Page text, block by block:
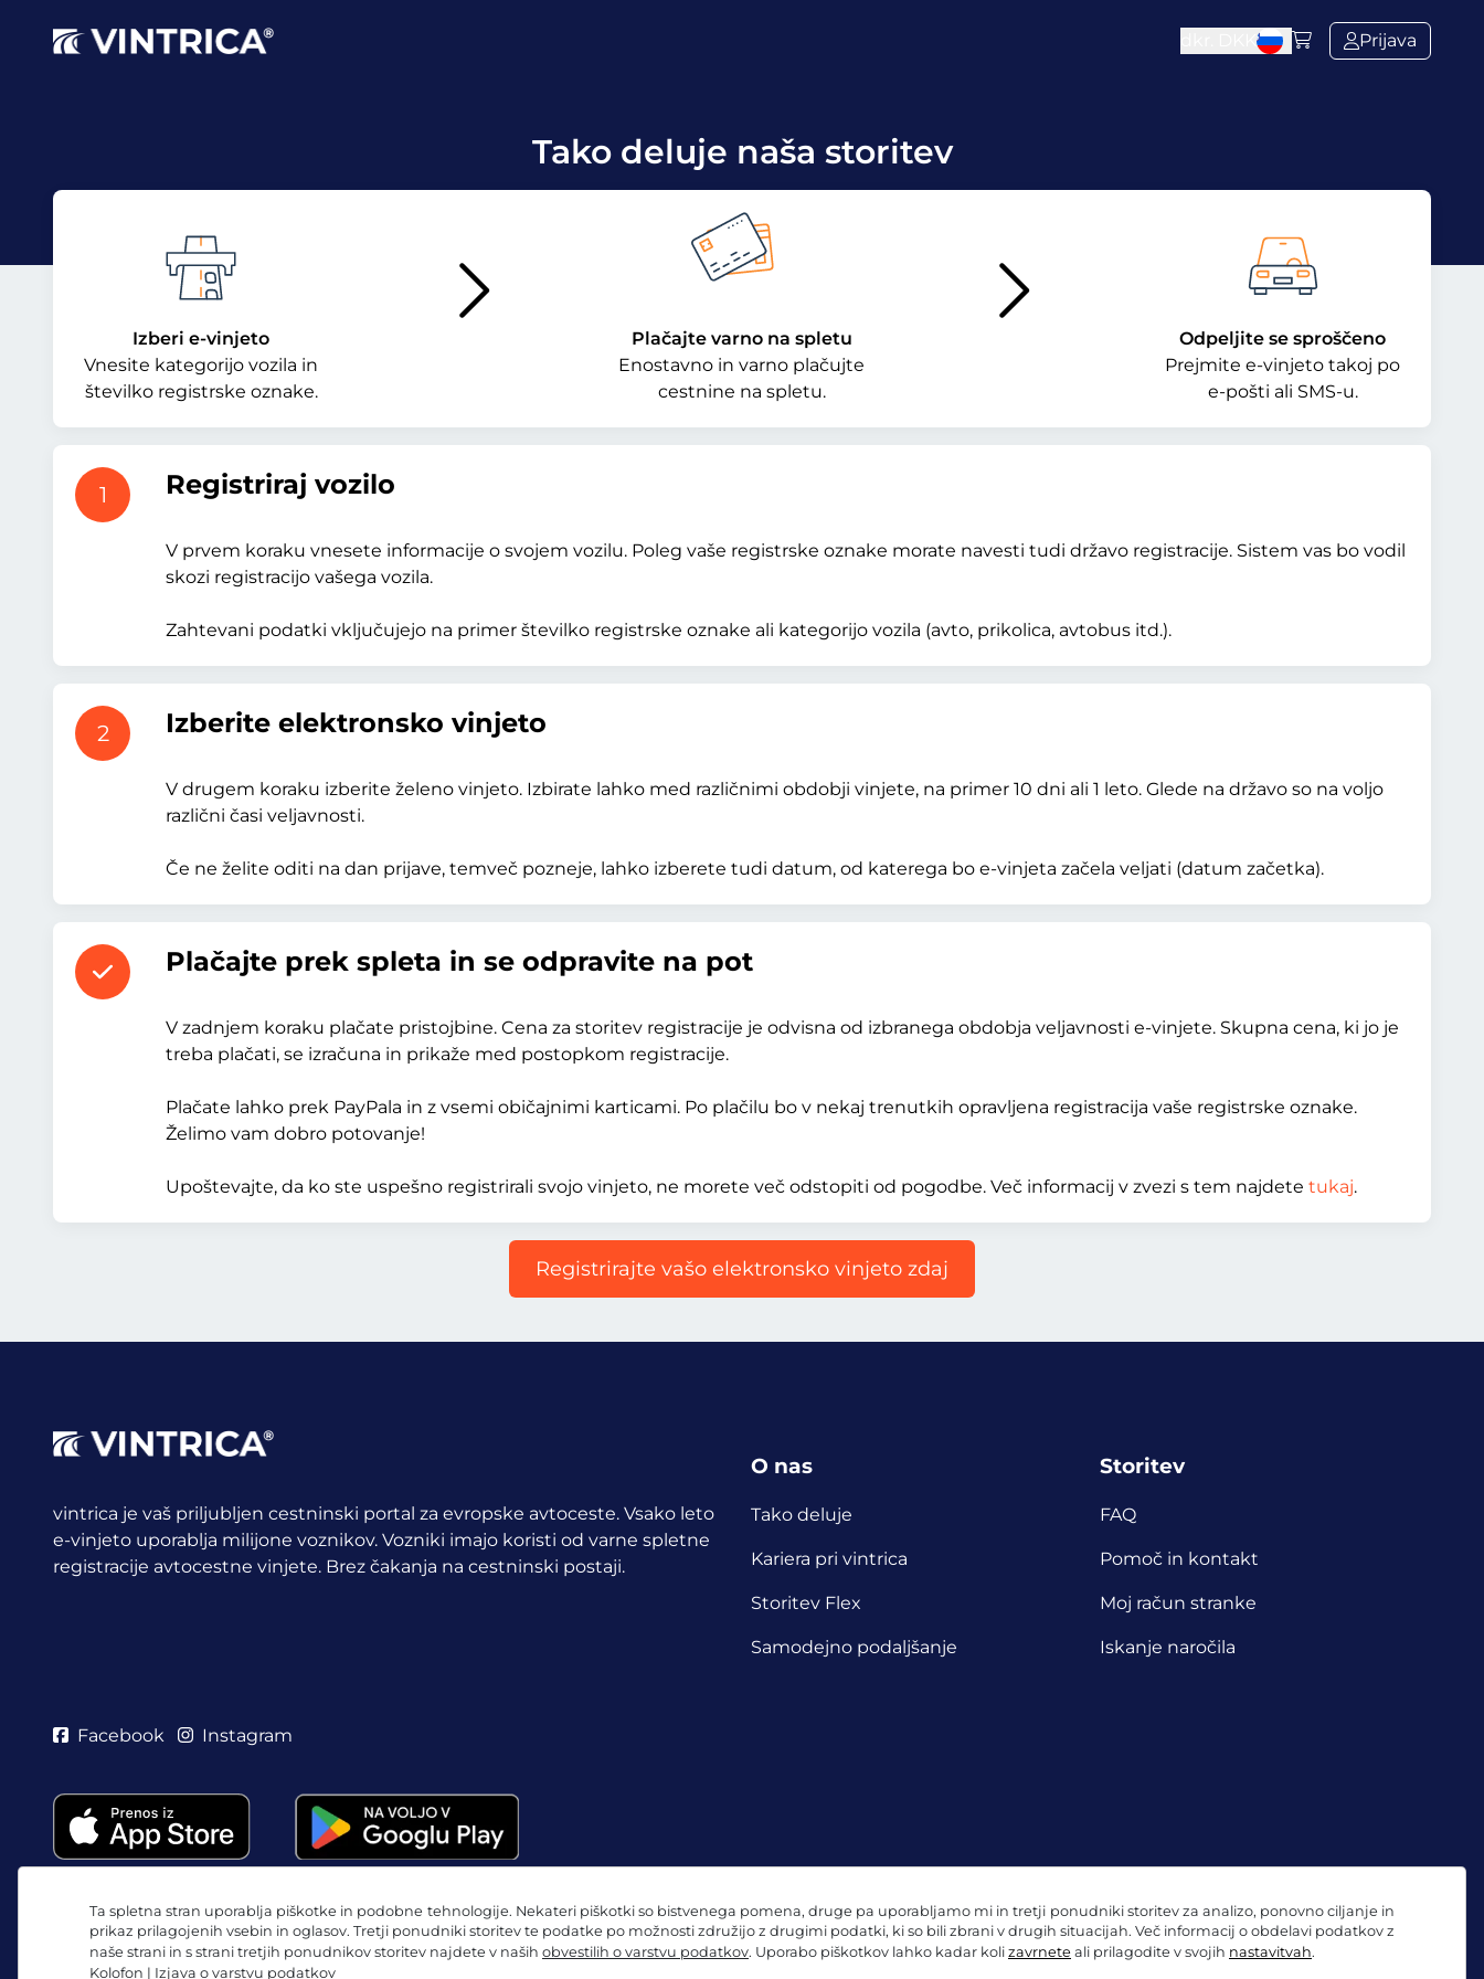
Ta spletna stran uporablja piškotke in podobne tehnologije. Nekateri piškotki so bistvenega pomena, druge pa uporabljamo mi in tretji ponudniki storitev za analizo, ponovno ciljanje in
prikaz prilagojenih vsebin in oglasov. Tretji ponudniki storitev te podatke po možnosti združijo z drugimi podatki, ki so bili zbrani v drugih situacijah. Več informacij o obdelavi podatkov z
naše strani in s strani tretjih ponudnikov storitev najdete v naših obvestilih o varstvu podatkov. Uporabo piškotkov lahko kadar koli zavrnete ali prilagodite v svojih nastavitvah.
Kolofon | Izjava o varstvu podatkov
Prijava
Tako deluje naša storitev
Izberi e-vinjeto
Vnesite kategorijo vozila in
številko registrske oznake.
Plačajte varno na spletu
Enostavno in varno plačujte
cestnine na spletu.
Odpeljite se sproščeno
Prejmite e-vinjeto takoj po
e-pošti ali SMS-u.
1 Registriraj vozilo
V prvem koraku vnesete informacije o svojem vozilu. Poleg vaše registrske oznake morate navesti tudi državo registracije. Sistem vas bo vodil
skozi registracijo vašega vozila.
Zahtevani podatki vključujejo na primer številko registrske oznake ali kategorijo vozila (avto, prikolica, avtobus itd.).
2 Izberite elektronsko vinjeto
V drugem koraku izberite želeno vinjeto. Izbirate lahko med različnimi obdobji vinjete, na primer 10 dni ali 1 leto. Glede na državo so na voljo
različni časi veljavnosti.
Če ne želite oditi na dan prijave, temveč pozneje, lahko izberete tudi datum, od katerega bo e-vinjeta začela veljati (datum začetka).
Plačajte prek spleta in se odpravite na pot
V zadnjem koraku plačate pristojbine. Cena za storitev registracije je odvisna od izbranega obdobja veljavnosti e-vinjete. Skupna cena, ki jo je
treba plačati, se izračuna in prikaže med postopkom registracije.
Plačate lahko prek PayPala in z vsemi običajnimi karticami. Po plačilu bo v nekaj trenutkih opravljena registracija vaše registrske oznake.
Želimo vam dobro potovanje!
Upoštevajte, da ko ste uspešno registrirali svojo vinjeto, ne morete več odstopiti od pogodbe. Več informacij v zvezi s tem najdete tukaj.
Registrirajte vašo elektronsko vinjeto zdaj
vintrica je vaš priljubljen cestninski portal za evropske avtoceste. Vsako leto
e-vinjeto uporablja milijone voznikov. Vozniki imajo koristi od varne spletne
registracije avtocestne vinjete. Brez čakanja na cestninski postaji.
O nas
Tako deluje
Kariera pri vintrica
Storitev Flex
Samodejno podaljšanje
Storitev
FAQ
Pomoč in kontakt
Moj račun stranke
Iskanje naročila
Facebook Instagram